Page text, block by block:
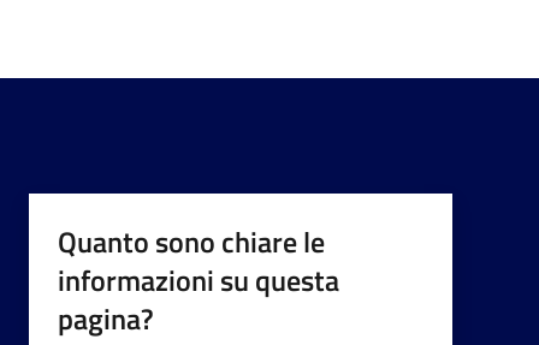
Quanto sono chiare le
informazioni su questa
pagina?